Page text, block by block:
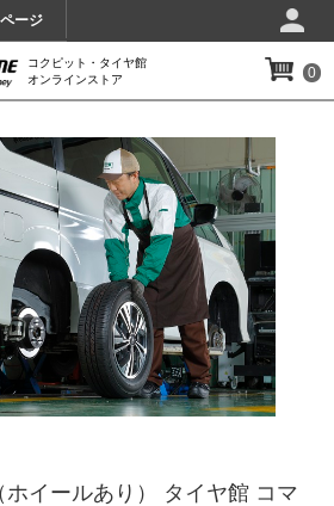
ージ
コクピット・タイヤ館
オンラインストア
0
ホイールあり） タイヤ館 コマ